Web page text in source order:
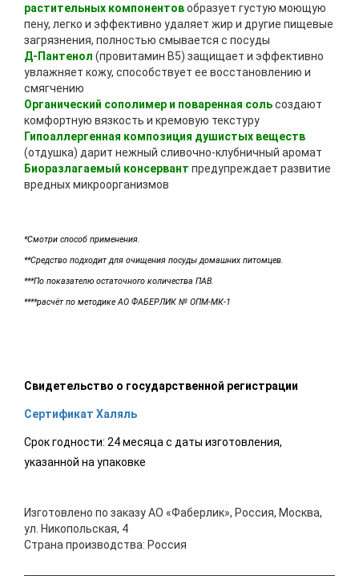
растительных компонентовобразует густую моющую
пену, легко и эффективно удаляет жир и другие пищевые
загрязнения, полностью смывается с посуды
Д-Пантенол (провитамин В5) защищает и эффективно
увлажняет кожу, способствует ее восстановлению и
смягчению
Органический сополимер и поваренная сольсоздают
комфортную вязкость и кремовую текстуру
Гипоаллергенная композиция душистых веществ
(отдушка) дарит нежный сливочно-клубничный аромат
Биоразлагаемый консервант предупреждает развитие
вредных микроорганизмов
*Смотри способ применения.
**Средство подходит для очищения посуды домашних питомцев.
***По показателю остаточного количества ПАВ.
****расчёт по методике АО ФАБЕРЛИК № ОПМ-МК-1
Свидетельство о государственной регистрации
Сертификат Халяль
Срок годности: 24 месяца с даты изготовления,
указанной на упаковке
Изготовлено по заказу АО «Фаберлик», Россия, Москва,
ул. Никопольская, 4
Страна производства: Россия